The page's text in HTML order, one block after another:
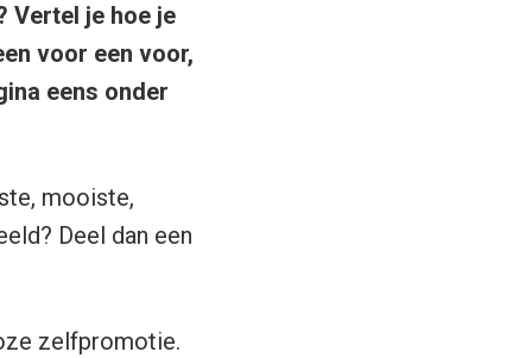
Vertel je hoe je
voor een voor,
eens onder
mooiste,
Deel dan een
zelfpromotie.